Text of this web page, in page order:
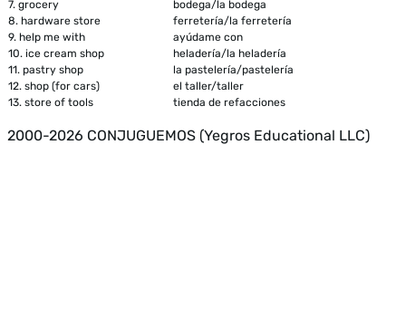
7. grocery
bodega/la bodega
8. hardware store
ferretería/la ferretería
9. help me with
ayúdame con
10. ice cream shop
heladería/la heladería
11. pastry shop
la pastelería/pastelería
12. shop (for cars)
el taller/taller
13. store of tools tienda de refacciones
2000-2026 CONJUGUEMOS (Yegros Educational LLC)